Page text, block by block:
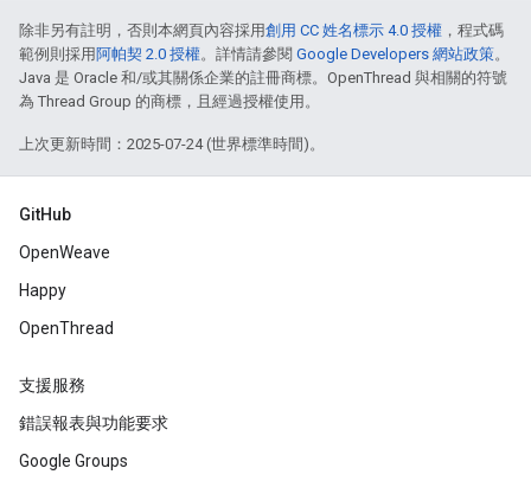
除非另有註明，否則本網頁內容採用創用 CC 姓名標示 4.0 授權 ，程式碼
範例則採用 阿帕契 2.0 授權。詳情請參閱 Google Developers 網站政策。
Java 是 Oracle 和/或其關係企業的註冊商標。OpenThread 與相關的符號
為 Thread Group 的商標，且經過授權使用。
上次更新時間：2025-07-24 (世界標準時間)。
GitHub
OpenWeave
Happy
OpenThread
支援服務
錯誤報表與功能要求
Google Groups